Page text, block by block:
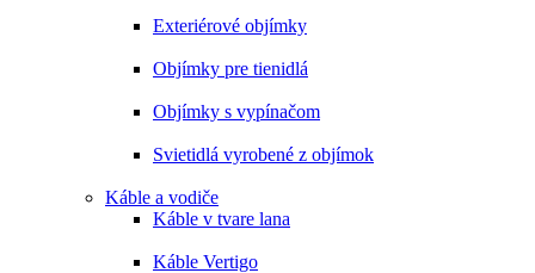
Exteriérové objímky
Objímky pre tienidlá
Objímky s vypínačom
Svietidlá vyrobené z objímok
Káble a vodiče
Káble v tvare lana
Káble Vertigo